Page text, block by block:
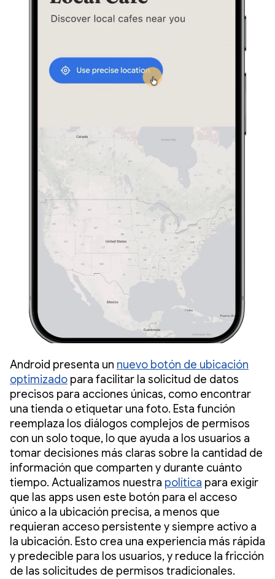
Android presenta un nuevo botón de ubicación
optimizado para facilitar la solicitud de datos
precisos para acciones únicas, como encontrar
una tienda o etiquetar una foto. Esta función
reemplaza los diálogos complejos de permisos
con un solo toque, lo que ayuda a los usuarios a
tomar decisiones más claras sobre la cantidad de
información que comparten y durante cuánto
tiempo. Actualizamos nuestra política para exigir
que las apps usen este botón para el acceso
único a la ubicación precisa, a menos que
requieran acceso persistente y siempre activo a
la ubicación. Esto crea una experiencia más rápida
y predecible para los usuarios, y reduce la fricción
de las solicitudes de permisos tradicionales.